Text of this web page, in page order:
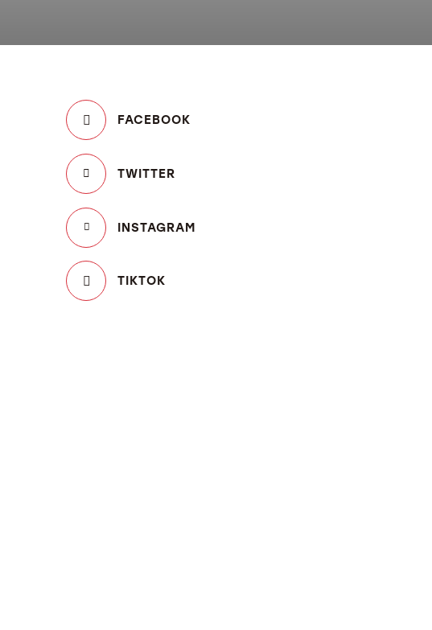
FACEBOOK
TWITTER
INSTAGRAM
TIKTOK